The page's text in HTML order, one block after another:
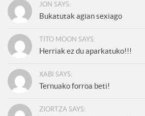
JON SAYS:
Bukatutak agian sexiago
TITO MOON SAYS:
Herriak ez du aparkatuko!!!
XABI SAYS:
Ternuako forroa beti!
ZIORTZA SAYS: